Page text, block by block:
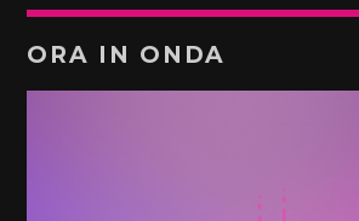
ORA IN ONDA